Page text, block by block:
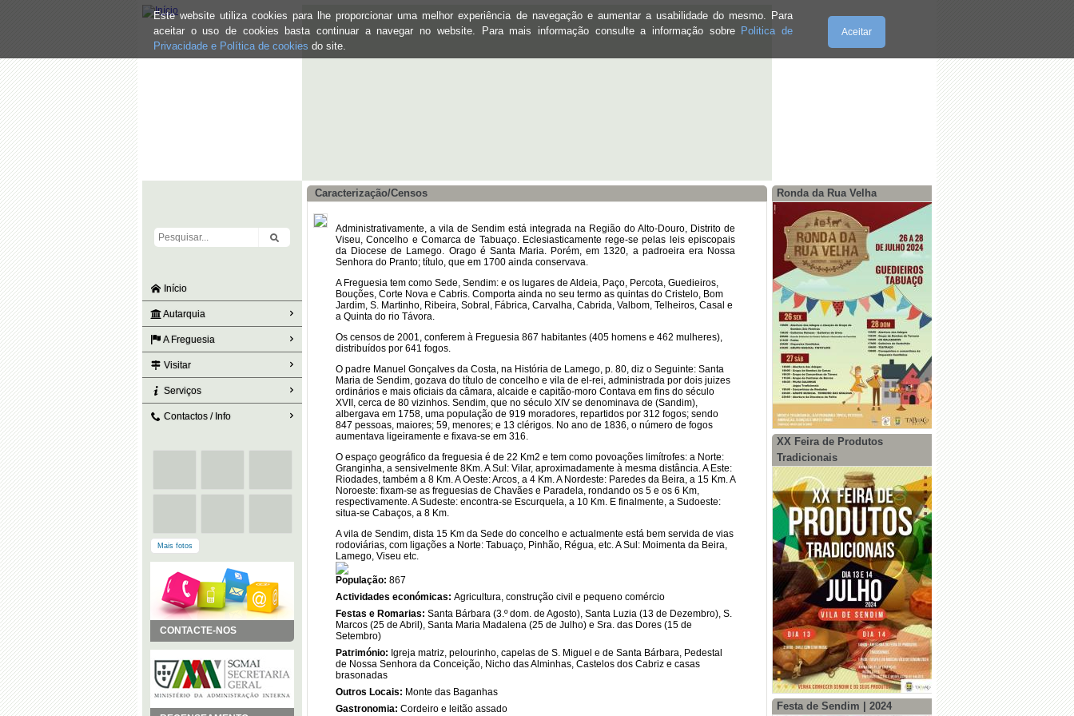
Este website utiliza cookies para lhe proporcionar uma melhor experiência de navegação e aumentar a usabilidade do mesmo. Para
aceitar o uso de cookies basta continuar a navegar no website. Para mais informação consulte a informação sobre Politica de
Privacidade e Política de cookies do site.
Aceitar
Início
Autarquia
A Freguesia
Visitar
Serviços
Contactos / Info
Mais fotos
CONTACTE-NOS
Caracterização/Censos
Administrativamente, a vila de Sendim está integrada na Região do Alto-Douro, Distrito de
Viseu, Concelho e Comarca de Tabuaço. Eclesiasticamente rege-se pelas leis episcopais
da Diocese de Lamego. Orago é Santa Maria. Porém, em 1320, a padroeira era Nossa
Senhora do Pranto; título, que em 1700 ainda conservava.
A Freguesia tem como Sede, Sendim: e os lugares de Aldeia, Paço, Percota, Guedieiros,
Bouções, Corte Nova e Cabris. Comporta ainda no seu termo as quintas do Cristelo, Bom
Jardim, S. Martinho, Ribeira, Sobral, Fábrica, Carvalha, Cabrida, Valbom, Telheiros, Casal e
a Quinta do rio Távora.
Os censos de 2001, conferem à Freguesia 867 habitantes (405 homens e 462 mulheres),
distribuídos por 641 fogos.
O padre Manuel Gonçalves da Costa, na História de Lamego, p. 80, diz o Seguinte: Santa
Maria de Sendim, gozava do título de concelho e vila de el-rei, administrada por dois juizes
ordinários e mais oficiais da câmara, alcaide e capitão-moro Contava em fins do século
XVII, cerca de 80 vizinhos. Sendim, que no século XIV se denominava de (Sandim),
albergava em 1758, uma população de 919 moradores, repartidos por 312 fogos; sendo
847 pessoas, maiores; 59, menores; e 13 clérigos. No ano de 1836, o número de fogos
aumentava ligeiramente e fixava-se em 316.
O espaço geográfico da freguesia é de 22 Km2 e tem como povoações limítrofes: a Norte:
Granginha, a sensivelmente 8Km. A Sul: Vilar, aproximadamente à mesma distância. A Este:
Riodades, também a 8 Km. A Oeste: Arcos, a 4 Km. A Nordeste: Paredes da Beira, a 15 Km. A
Noroeste: fixam-se as freguesias de Chavães e Paradela, rondando os 5 e os 6 Km,
respectivamente. A Sudeste: encontra-se Escurquela, a 10 Km. E finalmente, a Sudoeste:
situa-se Cabaços, a 8 Km.
A vila de Sendim, dista 15 Km da Sede do concelho e actualmente está bem servida de vias
rodoviárias, com ligações a Norte: Tabuaço, Pinhão, Régua, etc. A Sul: Moimenta da Beira,
Lamego, Viseu etc.
População: 867
Actividades económicas: Agricultura, construção civil e pequeno comércio
Festas e Romarias: Santa Bárbara (3.º dom. de Agosto), Santa Luzia (13 de Dezembro), S.
Marcos (25 de Abril), Santa Maria Madalena (25 de Julho) e Sra. das Dores (15 de
Setembro)
Património: Igreja matriz, pelourinho, capelas de S. Miguel e de Santa Bárbara, Pedestal
de Nossa Senhora da Conceição, Nicho das Alminhas, Castelos dos Cabriz e casas
brasonadas
Outros Locais: Monte das Baganhas
Gastronomia: Cordeiro e leitão assado
Ronda da Rua Velha
XX Feira de Produtos
Tradicionais
Festa de Sendim | 2024